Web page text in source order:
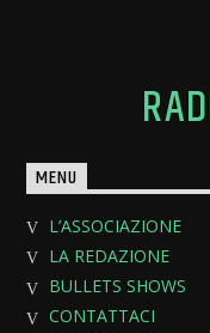
MENU
L’ASSOCIAZIONE
LA REDAZIONE
BULLETS SHOWS
CONTATTACI